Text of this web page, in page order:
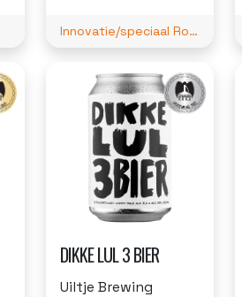
Innovatie/speciaal Rook
DIKKE LUL 3 BIER
Uiltje Brewing